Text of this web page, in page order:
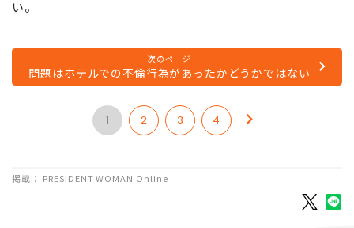
い。
次のページ
問題はホテルでの不倫行為があったかどうかではない
1 2 3 4
掲載： PRESIDENT WOMAN Online